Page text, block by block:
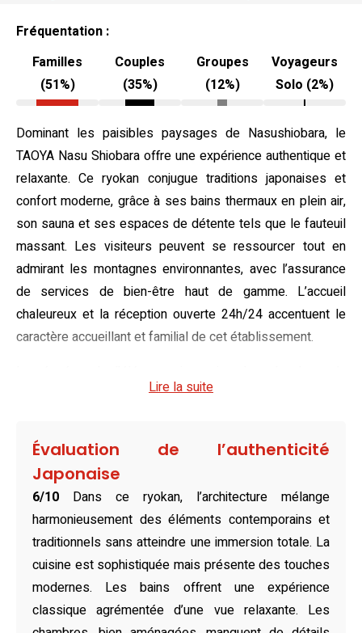
Fréquentation :
Familles
(51%)
Couples
(35%)
Groupes
(12%)
Voyageurs
Solo (2%)
Dominant les paisibles paysages de Nasushiobara, le
TAOYA Nasu Shiobara offre une expérience authentique et
relaxante. Ce ryokan conjugue traditions japonaises et
confort moderne, grâce à ses bains thermaux en plein air,
son sauna et ses espaces de détente tels que le fauteuil
massant. Les visiteurs peuvent se ressourcer tout en
admirant les montagnes environnantes, avec l’assurance
de services de bien-être haut de gamme. L’accueil
chaleureux et la réception ouverte 24h/24 accentuent le
caractère accueillant et familial de cet établissement.
TAOYA Nasu Shiobara allient le charme du tatami
télévision à écran plat et la climatisation. Les options
incluent des espaces familiaux et des chambres doubles
avec futons ou lits occidentaux, idéales pour tous les
types de voyageurs. Ces espaces confortables invitent à
la détente, tout en offrant des vues apaisantes sur la
Proposant un petit-déjeuner buffet généreux et raffiné, le
restaurant sur place célèbre la richesse de la cuisine
Lire la suite
Évaluation de l’authenticité
Japonaise
6/10
Dans ce ryokan, l’architecture mélange
harmonieusement des éléments contemporains et
traditionnels sans atteindre une immersion totale. La
cuisine est sophistiquée mais présente des touches
modernes. Les bains offrent une expérience
classique agrémentée d’une vue relaxante. Les